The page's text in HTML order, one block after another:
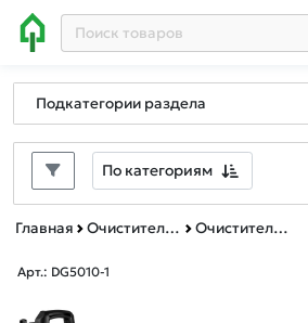
Подкатегории раздела
По категориям
Главная Очистители (мойки) высокого давления Очистители высокого давления DGM
Арт.: DG5010-1